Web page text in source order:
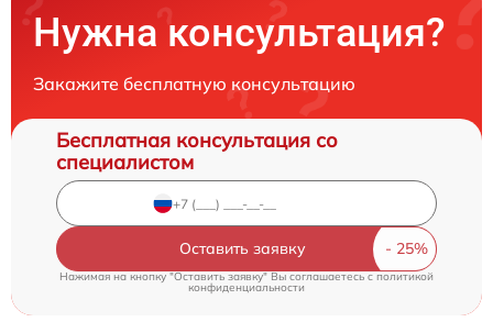
Нужна консультация?
Закажите бесплатную консультацию
Бесплатная консультация со
специалистом
Оставить заявку
Нажимая на кнопку "Оставить заявку" Вы соглашаетесь c политикой
конфиденциальности